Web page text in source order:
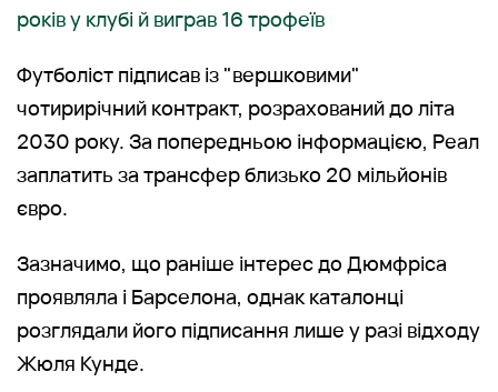
років у клубі й виграв 16 трофеїв
Футболіст підписав із "вершковими"
чотирирічний контракт, розрахований до літа
2030 року. За попередньою інформацією, Реал
заплатить за трансфер близько 20 мільйонів
євро.
Зазначимо, що раніше інтерес до Дюмфріса
проявляла і Барселона, однак каталонці
розглядали його підписання лише у разі відходу
Жюля Кунде.